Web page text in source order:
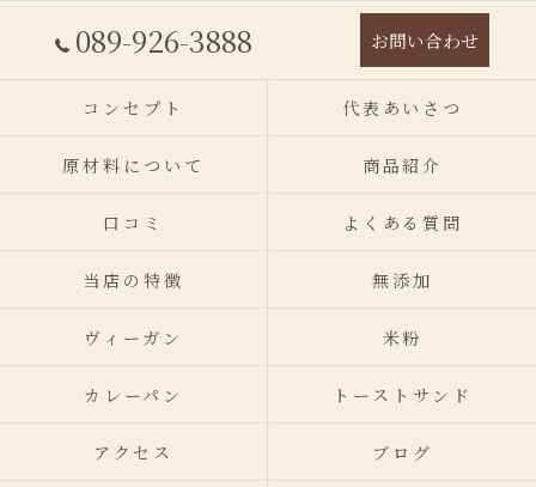
089-926-3888 お問い合わせ
コンセプト 代表あいさつ
原材料について 商品紹介
口コミ よくある質問
当店の特徴 無添加
ヴィーガン 米粉
カレーパン トーストサンド
アクセス ブログ